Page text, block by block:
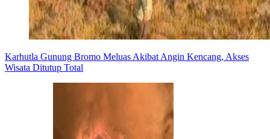
Karhutla Gunung Bromo Meluas Akibat Angin Kencang, Akses
Wisata Ditutup Total